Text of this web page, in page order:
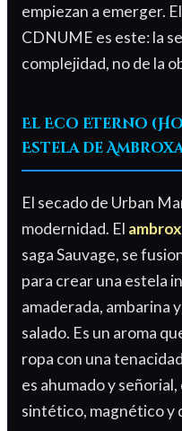
empiezan a emerger. El
CDNUME es este: la
complejidad, no de la
El Eco Eterno
Estela de
El secado de Urban
modernidad. El
saga Sauvage, se
para crear una estela
amaderada, ambarina
salado. Es un aroma
ropa con una
es ahumado y
sintético, magnético y